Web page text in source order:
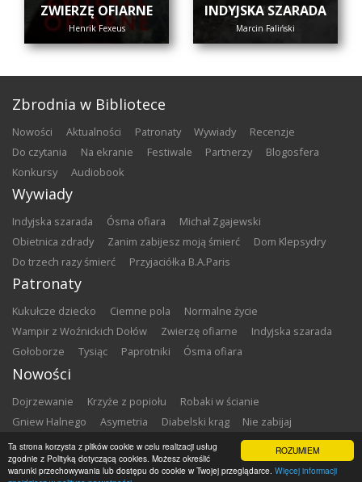
ROZUMIEM
Ta strona korzysta z plików cookie w celu realizacji usług
zgodnie z Polityką dotyczącą cookies. Możesz określić
warunki przechowywania lub dostępu do cookie w Twojej przeglądarce. Więcej informacji
ZWIERZĘ OFIARNE
Henrik Fexeus
INDYJSKA SZARADA
Marcin Faliński
Zbrodnia w Bibliotece
nowości aktualności patronaty wywiady
recenzje
do czytania
na ekranie festiwale partnerzy
blogosfera
konkursy
audiobook
Wywiady
Indyjska szarada Ósma ofiara
Michał Zgajewski
Obietnica zdrady
Zanim zabijesz moją śmierć
Dom Klepsydry
Do trzech razy śmierć
Przyjaciółka B.A.Paris
Patronaty
Kukułcze dziecko Ciemne pola
Normalne życie
Wampir z Woźnickich Dołów
Zwierzę ofiarne
Indyjska szarada
Gołoborze
Tysiąc Paprotniki Ósma ofiara
Nowości
Dojrzewanie Krzyże z popiołu
Robaki w ścianie
Gniew Halnego
Asymetria Diabelski krąg
Nie zabijaj
Dowody zbrodni
Zemsta Matki chrzestne
Copyright ©2026Zbrodnia w Bibliotece